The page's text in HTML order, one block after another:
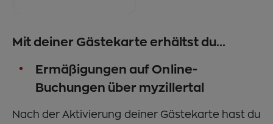
Mit deiner Gästekarte erhältst du...
Ermäßigungen auf Online-
Buchungen über myzillertal
Nach der Aktivierung deiner Gästekarte hast du